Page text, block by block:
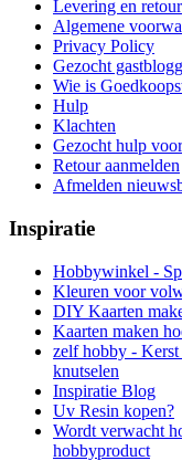
Levering en retour
Algemene
Privacy Policy
Gezocht
Wie is
Hulp
Klachten
Gezocht hulp
Retour aanmelden
Afmelden
Inspiratie
Hobbywinkel -
Kleuren voor
DIY Kaarten
Kaarten maken
zelf hobby -
knutselen
Inspiratie Blog
Uv Resin kopen?
Wordt verwacht
hobbyproduct